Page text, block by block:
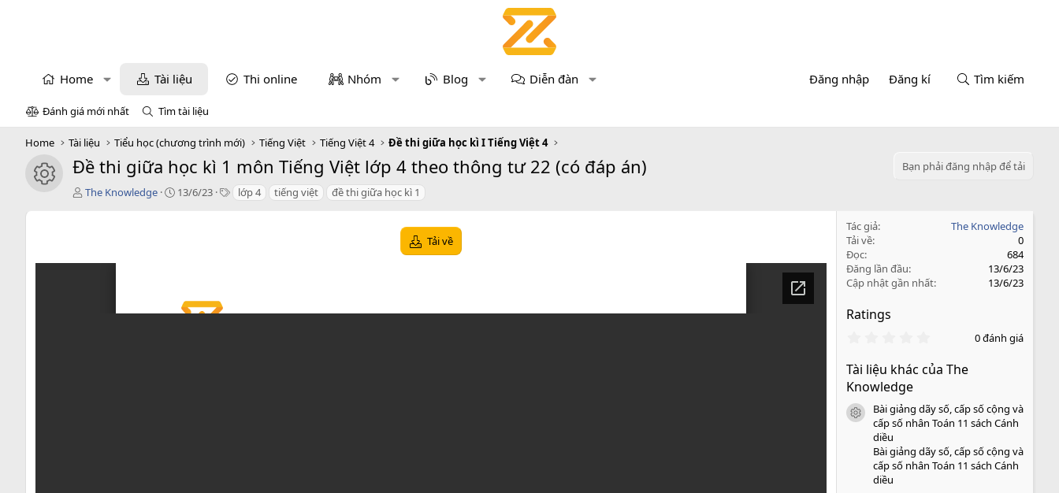
Home Tài liệu Thi online Nhóm Blog Diễn đàn Đăng nhập Đăng kí Tìm kiếm
Đánh giá mới nhất Tìm tài liệu
Home Tài liệu Tiểu học (chương trình mới) Tiếng Việt Tiếng Việt 4 Đề thi giữa học kì I Tiếng Việt 4
icon tài liệu
Đề thi giữa học kì 1 môn Tiếng Việt lớp 4 theo thông tư 22 (có đáp án)
Bạn phải đăng nhập để tải
T
ả
The Knowledge
C
d
13/6/23
T lớp 4 tiếng việt đề thi giữa học kì 1
Tải về
Tác giả
The Knowledge
Tải về
0
Đọc
684
Đăng lần đầu
13/6/23
Cập nhật gần nhất
13/6/23
Ratings
0
0
o
0 đánh giá
Tài liệu khác của The
Knowledge
icon tài liệu
Bài giảng dãy số, cấp số cộng và
cấp số nhân Toán 11 sách Cánh
diều
Bài giảng dãy số, cấp số cộng và
cấp số nhân Toán 11 sách Cánh
diều